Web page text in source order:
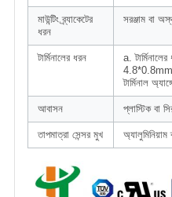
মাউন্টিং ব্র্যাকেটের
ধরন
সরঞ্জাম বা
টার্মিনালের ধরন
a.
টার্মিনাল
আবাসন প্লাস্টিক বা
তাপমাত্রা সেন্সর মুখ অ্যালুমিনিয়াম